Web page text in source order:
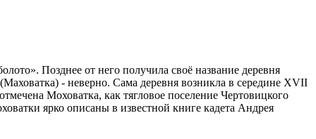
Позднее от него получила своё название деревня
- неверно. Сама деревня возникла в середине XVII
Моховатка, как тягловое поселение Чертовицкого
ярко описаны в известной книге кадета Андрея